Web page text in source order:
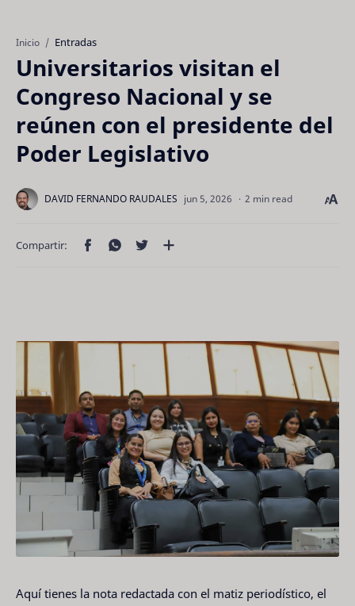
Inicio Entradas
Universitarios visitan el
Congreso Nacional y se
reúnen con el presidente del
Poder Legislativo
2 min read
Aquí tienes la nota redactada con el matiz periodístico, el